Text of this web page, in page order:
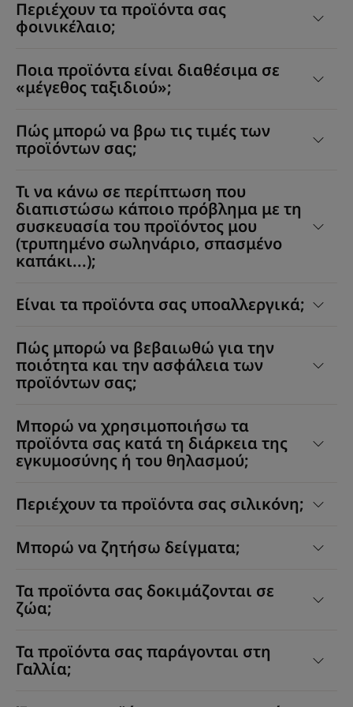
Περιέχουν τα προϊόντα σας
φοινικέλαιο;
Ποια προϊόντα είναι διαθέσιμα σε
«μέγεθος ταξιδιού»;
Πώς μπορώ να βρω τις τιμές των
προϊόντων σας;
Τι να κάνω σε περίπτωση που
διαπιστώσω κάποιο πρόβλημα με τη
συσκευασία του προϊόντος μου
(τρυπημένο σωληνάριο, σπασμένο
καπάκι...);
Είναι τα προϊόντα σας υποαλλεργικά;
Πώς μπορώ να βεβαιωθώ για την
ποιότητα και την ασφάλεια των
προϊόντων σας;
Μπορώ να χρησιμοποιήσω τα
προϊόντα σας κατά τη διάρκεια της
εγκυμοσύνης ή του θηλασμού;
Περιέχουν τα προϊόντα σας σιλικόνη;
Μπορώ να ζητήσω δείγματα;
Τα προϊόντα σας δοκιμάζονται σε
ζώα;
Τα προϊόντα σας παράγονται στη
Γαλλία;